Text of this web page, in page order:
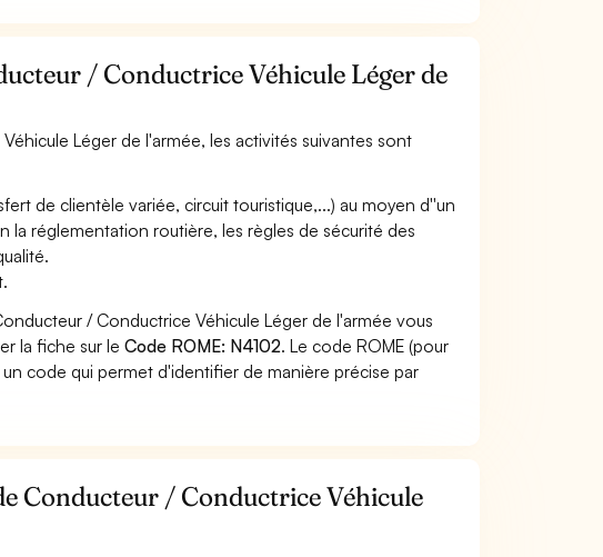
/ Conductrice Véhicule Léger de
Léger de l'armée, les activités suivantes sont
de clientèle variée, circuit touristique,...) au moyen d''un
la réglementation routière, les règles de sécurité des
/ Conductrice Véhicule Léger de l'armée vous
la fiche sur leCode ROME: N4102. Le code ROME (pour
code qui permet d'identifier de manière précise par
Conducteur / Conductrice Véhicule